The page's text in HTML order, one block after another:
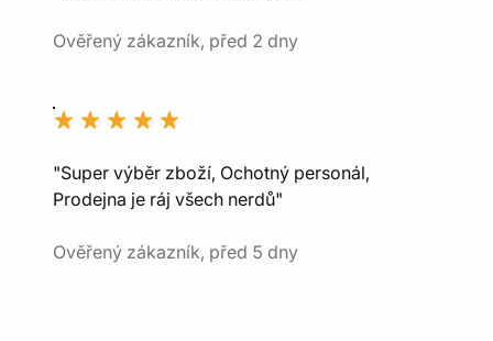
Ověřený zákazník, před 2 dny
"Super výběr zboží, Ochotný personál,
Prodejna je ráj všech nerdů"
Ověřený zákazník, před 5 dny